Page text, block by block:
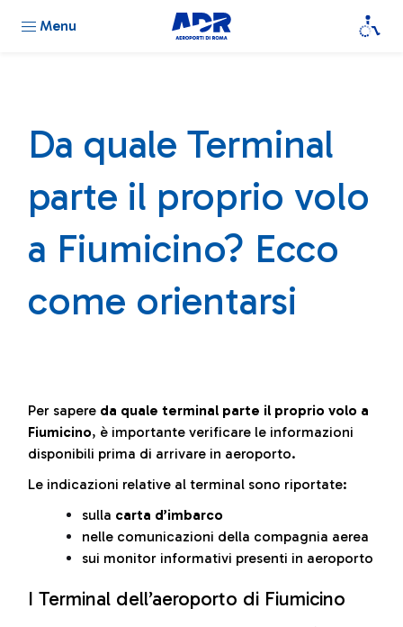
Menu
Da quale Terminal
parte il proprio volo
a Fiumicino? Ecco
come orientarsi
Per sapere da quale terminal parte il proprio volo a
Fiumicino, è importante verificare le informazioni
disponibili prima di arrivare in aeroporto.
Le indicazioni relative al terminal sono riportate:
sulla carta d’imbarco
nelle comunicazioni della compagnia aerea
sui monitor informativi presenti in aeroporto
I Terminal dell’aeroporto di Fiumicino